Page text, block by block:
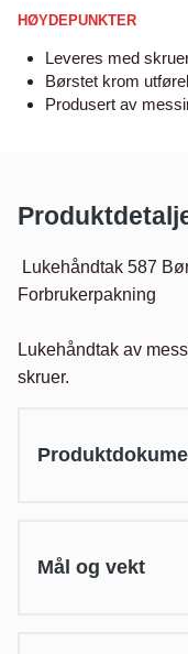
HØYDEPUNKTER
Leveres med
Børstet krom
Produsert av
Forbrukerpakning
Lukehåndtak av
skruer.
Mål og vekt